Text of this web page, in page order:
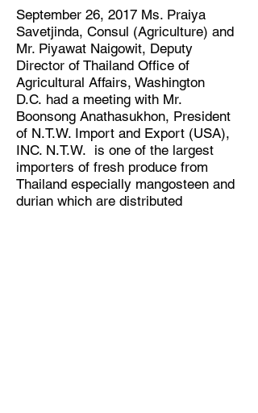
September 26, 2017 Ms. Praiya
Savetjinda, Consul (Agriculture) and
Mr. Piyawat Naigowit, Deputy
Director of Thailand Office of
Agricultural Affairs, Washington
D.C. had a meeting with Mr.
Boonsong Anathasukhon, President
of N.T.W. Import and Export (USA),
INC. N.T.W. is one of the largest
importers of fresh produce from
Thailand especially mangosteen and
durian which are distributed